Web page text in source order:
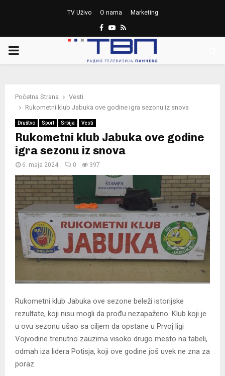
TV Uživo O nama Marketing
Facebook
Youtube
Rss
PRIMARY
Početna Strana
Vesti
Rukometni klub Jabuka ove godine igra sezonu iz snova
Društvo Sport Srbija Vesti
Rukometni klub Jabuka ove godine
igra sezonu iz snova
6. maja 2024. 0 397
Rukometni klub Jabuka ove sezone beleži istorijske
rezultate, koji nisu mogli da prođu nezapaženo. Klub koji je
u ovu sezonu ušao sa ciljem da opstane u Prvoj ligi
Vojvodine trenutno zauzima visoko drugo mesto na tabeli,
odmah iza lidera Potisja, koji ove godine još uvek ne zna za
poraz.